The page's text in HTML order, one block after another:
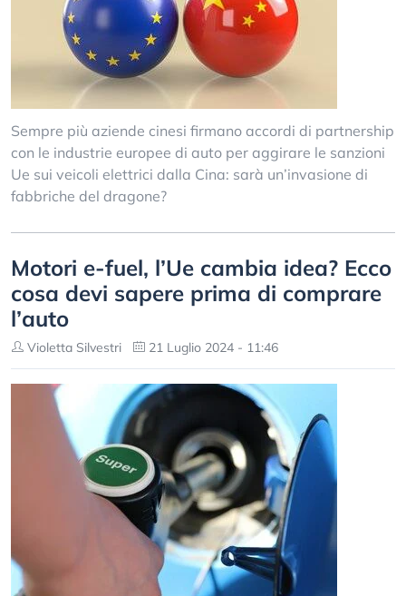
Sempre più aziende cinesi firmano accordi di partnership
con le industrie europee di auto per aggirare le sanzioni
Ue sui veicoli elettrici dalla Cina: sarà un’invasione di
fabbriche del dragone?
Motori e-fuel, l’Ue cambia idea? Ecco
cosa devi sapere prima di comprare
l’auto
Violetta Silvestri 21 Luglio 2024 - 11:46